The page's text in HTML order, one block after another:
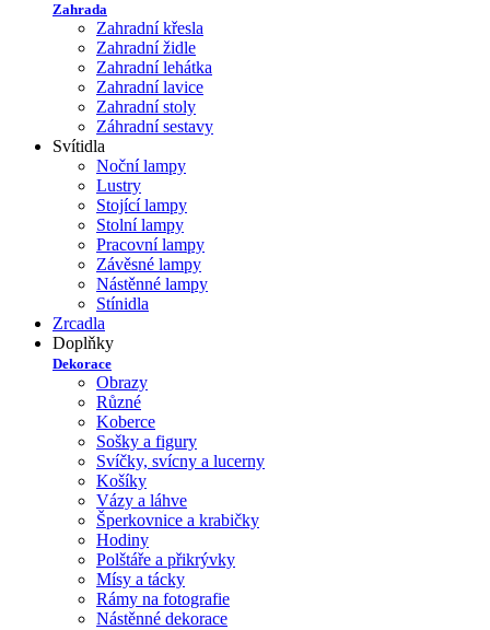
Zahrada
Zahradní křesla
Zahradní židle
Zahradní lehátka
Zahradní lavice
Zahradní stoly
Záhradní sestavy
Svítidla
Noční lampy
Lustry
Stojící lampy
Stolní lampy
Pracovní lampy
Závěsné lampy
Nástěnné lampy
Stínidla
Zrcadla
Doplňky
Dekorace
Obrazy
Různé
Koberce
Sošky a figury
Svíčky, svícny a lucerny
Košíky
Vázy a láhve
Šperkovnice a krabičky
Hodiny
Polštáře a přikrývky
Mísy a tácky
Rámy na fotografie
Nástěnné dekorace